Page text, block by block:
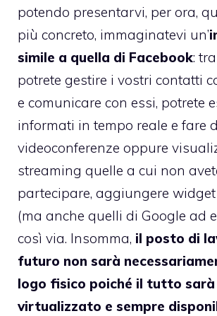
potendo presentarvi, per ora,
più concreto, immaginatevi un’
simile a quella di Facebook:
potrete gestire i vostri contatti
e comunicare con essi, potrete
informati in tempo reale e fare
videoconferenze oppure
streaming quelle a cui non
partecipare, aggiungere
(ma anche quelli di Google ad
così via. Insomma, il posto di
futuro non sarà
logo fisico poiché il tutto sarà
virtualizzato e sempre